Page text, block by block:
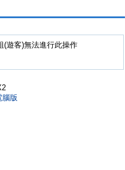
(遊客)無法進行此操作
腦版